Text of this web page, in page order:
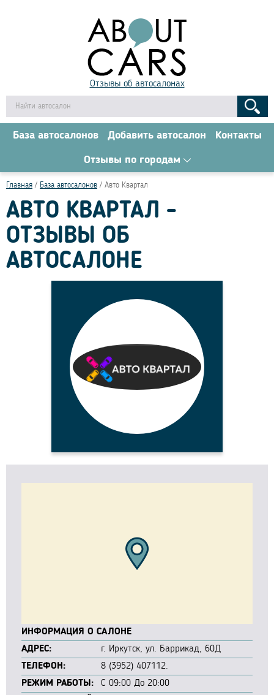
Отзывы об автосалонах
База автосалонов Добавить автосалон Контакты
Отзывы по городам
Главная База автосалонов Авто Квартал
АВТО КВАРТАЛ -
ОТЗЫВЫ ОБ
АВТОСАЛОНЕ
ИНФОРМАЦИЯ О САЛОНЕ
АДРЕС:
г. Иркутск, ул. Баррикад, 60Д
ТЕЛЕФОН:
8 (3952) 407112.
РЕЖИМ РАБОТЫ:
С 09:00 До 20:00